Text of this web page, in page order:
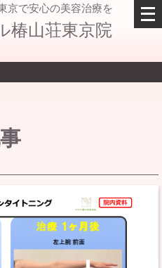
京で安心の美容治療を
椿山荘東京院
メ
ニ
を
開